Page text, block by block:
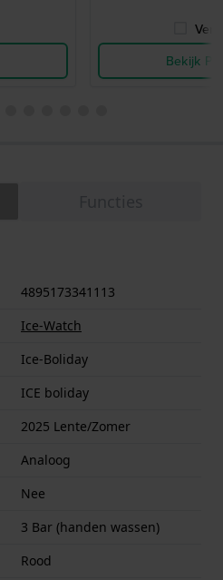
Bekijk
4895173341113
Ice-Watch
Ice-Boliday
ICE boliday
2025 Lente/Zomer
Analoog
Nee
3 Bar (handen wassen)
Rood